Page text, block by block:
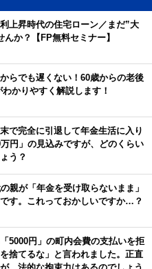
上昇時代の住宅ローン／まだ”大
んか？【FP無料セミナー】
らでも遅くない！60歳からの老後
かりやすく解説します！
で完全に引退して年金生活に入り
円」の見込みですが、どのくらい
う？
親が「年金を受け取らないまま」
す。これっておかしいですか…？
5000円」の町内会費の支払いを拒
捨てるな」と言われました。正直
、法的な拘束力はあるのでしょう